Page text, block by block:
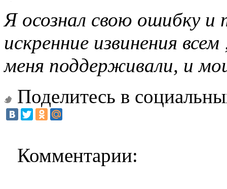
Я осознал свою ошибку и
искренние извинения
меня поддерживали, и
Поделитесь в
Комментарии: